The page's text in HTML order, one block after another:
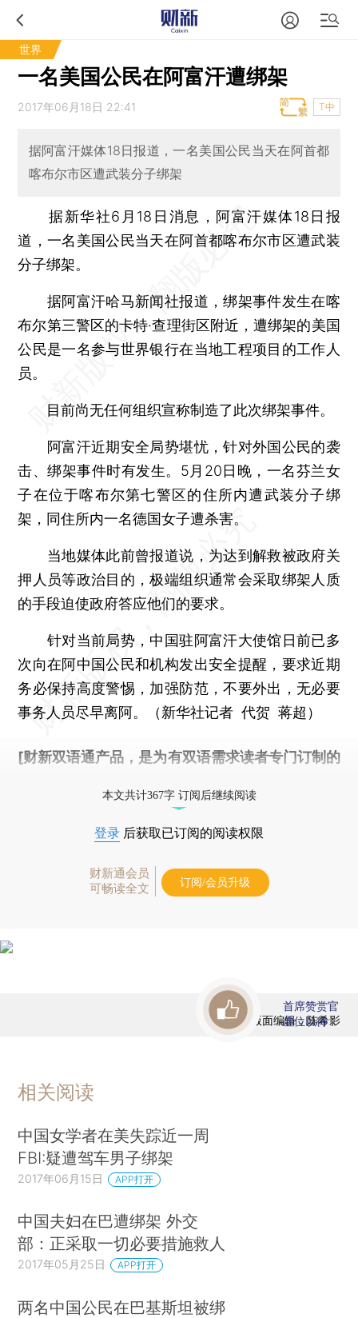
世界
一名美国公民在阿富汗遭绑架
2017年06月18日 22:41 T中
据阿富汗媒体18日报道，一名美国公民当天在阿首都
喀布尔市区遭武装分子绑架
据新华社6月18日消息，阿富汗媒体18日报
道，一名美国公民当天在阿首都喀布尔市区遭武装
分子绑架。
据阿富汗哈马新闻社报道，绑架事件发生在喀
布尔第三警区的卡特·查理街区附近，遭绑架的美国
公民是一名参与世界银行在当地工程项目的工作人
员。
目前尚无任何组织宣称制造了此次绑架事件。
阿富汗近期安全局势堪忧，针对外国公民的袭
击、绑架事件时有发生。5月20日晚，一名芬兰女
子在位于喀布尔第七警区的住所内遭武装分子绑
架，同住所内一名德国女子遭杀害。
当地媒体此前曾报道说，为达到解救被政府关
押人员等政治目的，极端组织通常会采取绑架人质
的手段迫使政府答应他们的要求。
针对当前局势，中国驻阿富汗大使馆日前已多
次向在阿中国公民和机构发出安全提醒，要求近期
务必保持高度警惕，加强防范，不要外出，无必要
事务人员尽早离阿。（新华社记者 代贺 蒋超）
[财新双语通产品，是为有双语需求读者专门订制的
本文共计367字 订阅后继续阅读
登录 后获取已订阅的阅读权限
财新通会员
可畅读全文
订阅/会员升级
版面编辑：陈希影
首席赞赏官
虚位以待
相关阅读
中国女学者在美失踪近一周
FBI:疑遭驾车男子绑架
2017年06月15日 APP打开
中国夫妇在巴遭绑架 外交
部：正采取一切必要措施救人
2017年05月25日 APP打开
两名中国公民在巴基斯坦被绑